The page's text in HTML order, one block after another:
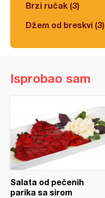
Brzi ručak (3)
Džem od breskvi (3)
Isprobao sam
Salata od pečenih
parika sa sirom